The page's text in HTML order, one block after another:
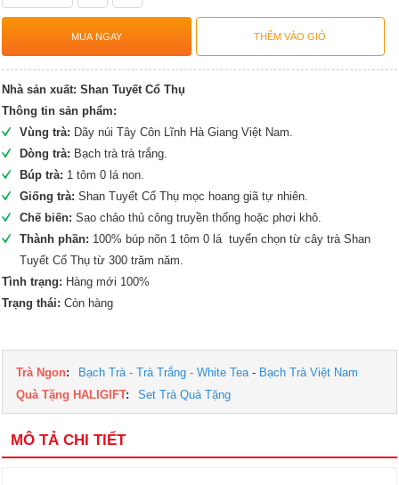
Nhà sản xuất: Shan Tuyết Cổ Thụ
Thông tin sản phẩm:
Vùng trà: Dãy núi Tây Côn Lĩnh Hà Giang Việt Nam.
Dòng trà: Bạch trà trà trắng.
Búp trà: 1 tôm 0 lá non.
Giống trà:Shan Tuyết Cổ Thụ mọc hoang giã tự nhiên.
Chế biến: Sao chảo thủ công truyền thống hoặc phơi khô.
Thành phần: 100% búp nõn 1 tôm 0 lá tuyển chọn từ cây trà Shan
Tuyết Cổ Thụ từ 300 trăm năm.
Tình trạng: Hàng mới 100%
Trạng thái:Còn hàng
Trà Ngon: Bạch Trà - Trà Trắng - White Tea - Bạch Trà Việt Nam
Quà Tặng HALIGIFT: Set Trà Quà Tặng
MÔ TẢ CHI TIẾT